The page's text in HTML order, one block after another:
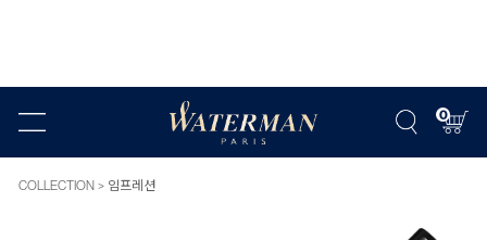
0
COLLECTION 임프레션